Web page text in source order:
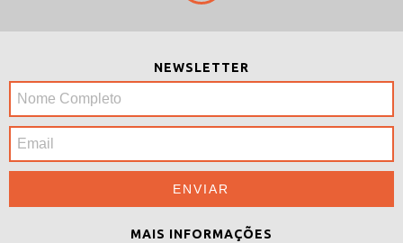
NEWSLETTER
MAIS INFORMAÇÕES